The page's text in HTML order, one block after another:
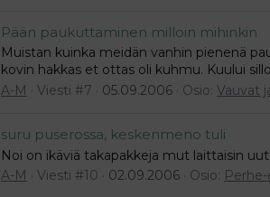
Pään paukuttaminen milloin mihinkin
Muistan kuinka meidän vanhin pienenä
kovin hakkas et ottas oli kuhmu. Kuului
A-M
Viesti #7 05.09.2006 Osio: Vauvat
suru puserossa, keskenmeno tuli
Noi on ikäviä takapakkeja mut laittaisin
A-M
Viesti #10 02.09.2006 Osio: